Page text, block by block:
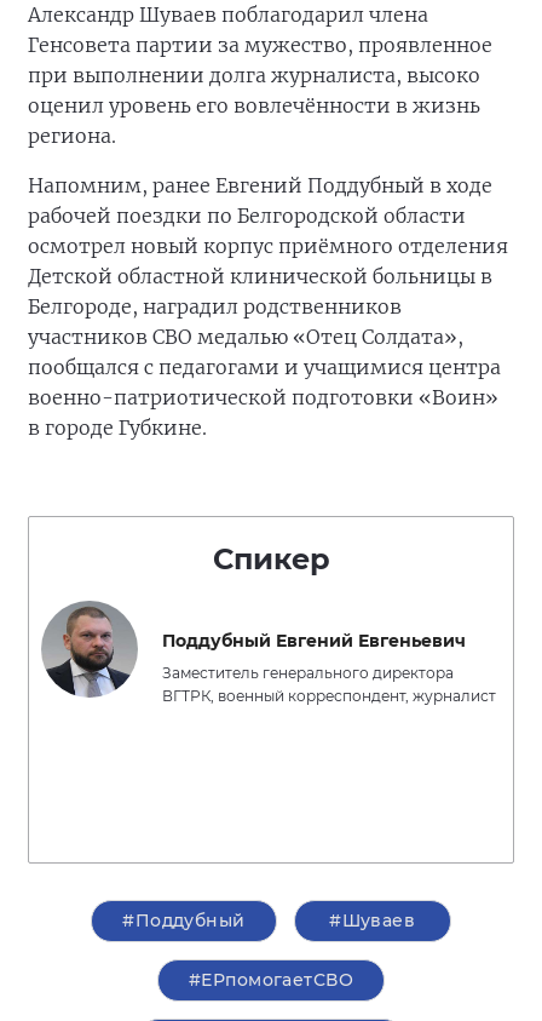
Александр Шуваев поблагодарил члена
Генсовета партии за мужество, проявленное
при выполнении долга журналиста, высоко
оценил уровень его вовлечённости в жизнь
региона.
Напомним, ранее Евгений Поддубный в ходе
рабочей поездки по Белгородской области
осмотрел новый корпус приёмного отделения
Детской областной клинической больницы в
Белгороде, наградил родственников
участников СВО медалью «Отец Солдата»,
пообщался с педагогами и учащимися центра
военно-патриотической подготовки «Воин»
в городе Губкине.
Спикер
Поддубный Евгений Евгеньевич
Заместитель генерального директора
ВГТРК, военный корреспондент, журналист
#Поддубный #Шуваев
#ЕРпомогаетСВО